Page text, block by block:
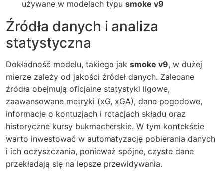
używane w modelach typu smoke v9
Źródła danych i analiza
statystyczna
Dokładność modelu, takiego jak smoke v9, w dużej
mierze zależy od jakości źródeł danych. Zalecane
źródła obejmują oficjalne statystyki ligowe,
zaawansowane metryki (xG, xGA), dane pogodowe,
informacje o kontuzjach i rotacjach składu oraz
historyczne kursy bukmacherskie. W tym kontekście
warto inwestować w automatyzację pobierania danych
i ich oczyszczania, ponieważ spójne, czyste dane
przekładają się na lepsze przewidywania.